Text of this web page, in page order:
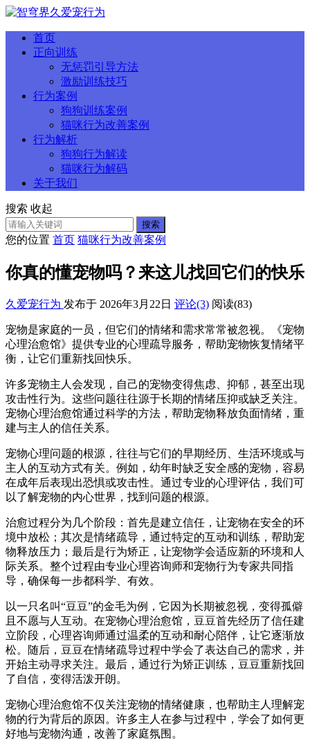
首页
正向训练
无惩罚引导方法
激励训练技巧
行为案例
狗狗训练案例
猫咪行为改善案例
行为解析
狗狗行为解读
猫咪行为解码
关于我们
搜索 收起
搜索
您的位置 首页 猫咪行为改善案例
你真的懂宠物吗？来这儿找回它们的快乐
久爱宠行为 发布于 2026年3月22日 评论(3) 阅读(83)
宠物是家庭的一员，但它们的情绪和需求常常被忽视。《宠物
心理治愈馆》提供专业的心理疏导服务，帮助宠物恢复情绪平
衡，让它们重新找回快乐。
许多宠物主人会发现，自己的宠物变得焦虑、抑郁，甚至出现
攻击性行为。这些问题往往源于长期的情绪压抑或缺乏关注。
宠物心理治愈馆通过科学的方法，帮助宠物释放负面情绪，重
建与主人的信任关系。
宠物心理问题的根源，往往与它们的早期经历、生活环境或与
主人的互动方式有关。例如，幼年时缺乏安全感的宠物，容易
在成年后表现出恐惧或攻击性。通过专业的心理评估，我们可
以了解宠物的内心世界，找到问题的根源。
治愈过程分为几个阶段：首先是建立信任，让宠物在安全的环
境中放松；其次是情绪疏导，通过特定的互动和训练，帮助宠
物释放压力；最后是行为矫正，让宠物学会适应新的环境和人
际关系。整个过程由专业心理咨询师和宠物行为专家共同指
导，确保每一步都科学、有效。
以一只名叫“豆豆”的金毛为例，它因为长期被忽视，变得孤僻
且不愿与人互动。在宠物心理治愈馆，豆豆首先经历了信任建
立阶段，心理咨询师通过温柔的互动和耐心陪伴，让它逐渐放
松。随后，豆豆在情绪疏导过程中学会了表达自己的需求，并
开始主动寻求关注。最后，通过行为矫正训练，豆豆重新找回
了自信，变得活泼开朗。
宠物心理治愈馆不仅关注宠物的情绪健康，也帮助主人理解宠
物的行为背后的原因。许多主人在参与过程中，学会了如何更
好地与宠物沟通，改善了家庭氛围。